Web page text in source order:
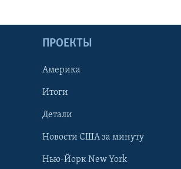
ПРОЕКТЫ
Америка
Итоги
Детали
Новости США за минуту
Нью-Йорк New York